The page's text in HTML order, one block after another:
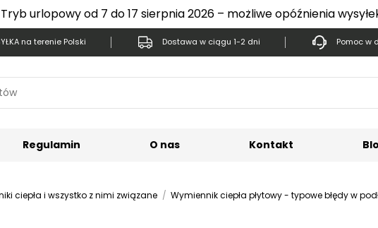
Tryb urlopowy od 7 do 17 sierpnia 2026 – możliwe opóźnienia
na terenie Polski Dostawa w ciągu 1-2 dni Pomoc w
Regulamin O nas Kontakt
ciepła i wszystko z nimi związane Wymiennik ciepła płytowy - typowe błędy w